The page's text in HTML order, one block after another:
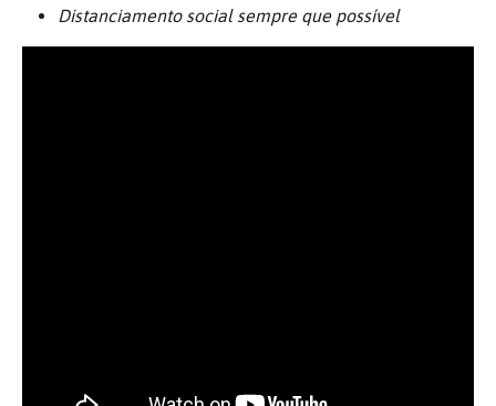
Distanciamento social sempre que possível